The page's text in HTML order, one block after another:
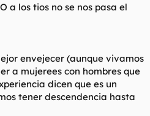
a los tios no se nos pasa el
envejecer (aunque vivamos
a mujerees con hombres que
dicen que es un
tener descendencia hasta